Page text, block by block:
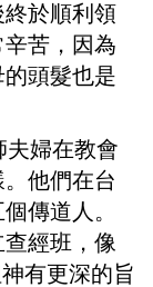
於順利領
苦，因為
頭髮也是
婦在教會
他們在台
傳道人。
經班，像
有更深的旨